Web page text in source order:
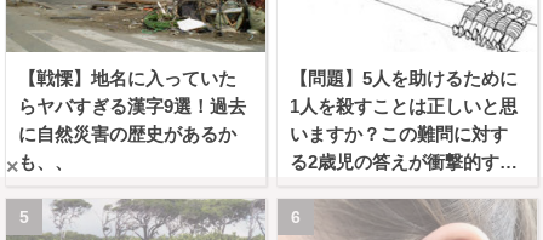
【戦慄】地名に入っていた
らヤバすぎる漢字9選！過去
に自然災害の歴史があるか
も、、
【問題】5人を助けるために
1人を殺すことは正しいと思
いますか？この難問に対す
る2歳児の答えが衝撃的すぎ
×